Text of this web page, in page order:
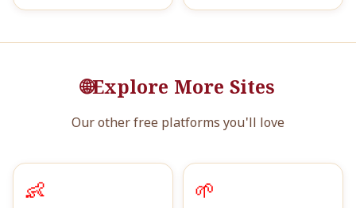
🌐Explore More Sites
Our other free platforms you'll love
👶 🌱